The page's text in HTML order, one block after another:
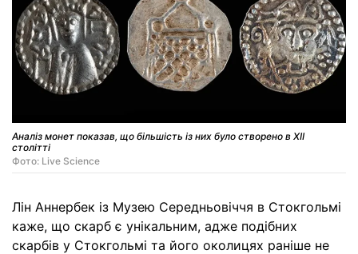
Аналіз монет показав, що більшість із них було створено в ХII
столітті
Фото: Live Science
Лін Аннербек із Музею Середньовіччя в Стокгольмі
каже, що скарб є унікальним, адже подібних
скарбів у Стокгольмі та його околицях раніше не